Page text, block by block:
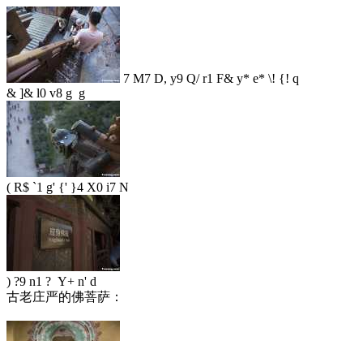
7 M7 D, y9 Q/ r1 F& y* e* \! {! q
& ]& l0 v8 g g
( R$ `1 g' {' }4 X0 i7 N
) ?9 n1 ? Y+ n' d
古老庄严的佛菩萨：